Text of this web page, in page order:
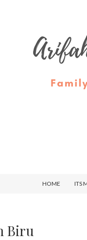
HOME ITS
Biru